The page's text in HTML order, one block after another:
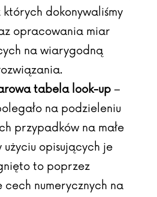
dokonywaliśmy
opracowania miar
na wiarygodną
tabela look-up –
na podzieleniu
przypadków na małe
opisujących je
to poprzez
cech numerycznych na